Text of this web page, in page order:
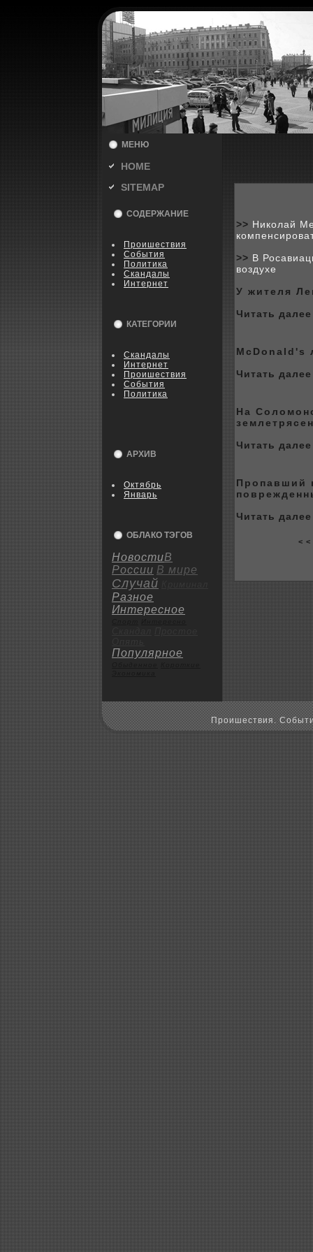
МЕНЮ
HOME
SITEMAP
СОДЕРЖАНИЕ
Пpoишествия
События
Политика
Скандалы
Интернет
КАТЕГОРИИ
Скандалы
Интернет
Пpoишествия
События
Политика
АРХИВ
Октябрь
Январь
ОБЛАКО ТЭГОВ
НовостиВ
России В мире
Случай
Разное
Интересное
Популярное
>> Николай
>> В
воздухе
У жителя
Читать
McDonald's
Читать
На
Читать
Пpoпавший
Читать
<
Пpoишествия.